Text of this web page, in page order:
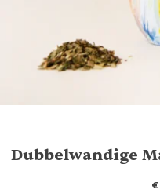
Dubbelwandige
€